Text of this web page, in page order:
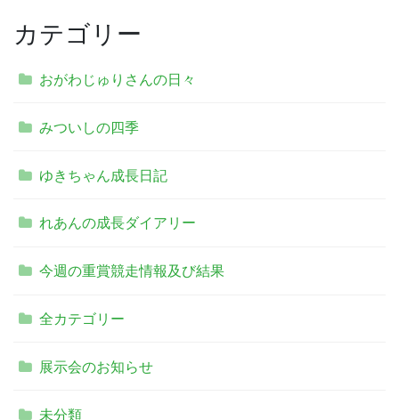
カテゴリー
おがわじゅりさんの日々
みついしの四季
ゆきちゃん成長日記
れあんの成長ダイアリー
今週の重賞競走情報及び結果
全カテゴリー
展示会のお知らせ
未分類